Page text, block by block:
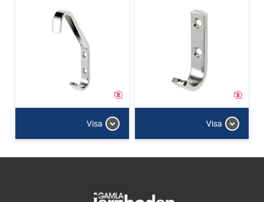
Visa Visa